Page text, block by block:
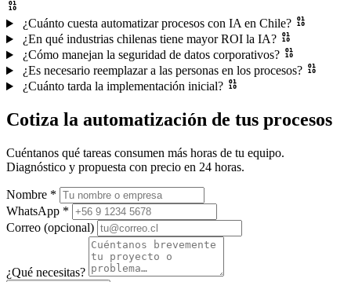
¿Cuánto cuesta automatizar procesos con IA en Chile?
¿En qué industrias chilenas tiene mayor ROI la IA?
¿Cómo manejan la seguridad de datos corporativos?
¿Es necesario reemplazar a las personas en los procesos?
¿Cuánto tarda la implementación inicial?
Cotiza la automatización de tus procesos
Cuéntanos qué tareas consumen más horas de tu equipo.
Diagnóstico y propuesta con precio en 24 horas.
Nombre *
WhatsApp *
Correo (opcional)
¿Qué necesitas?